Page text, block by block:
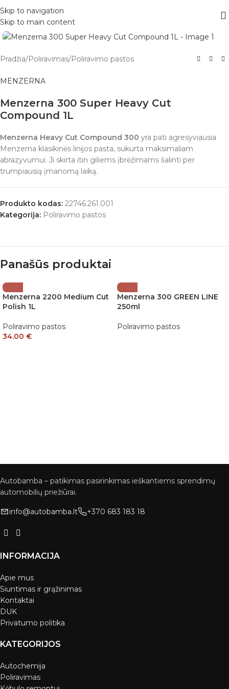
Skip to navigation
Skip to main content
Pradžia/Poliravimas/Poliravimo pastos
MENZERNA
Menzerna 300 Super Heavy Cut
Compound 1L
Menzerna Heavy Cut Compound 300 yra pati agresyviausia
Menzerna klasikinės linijos pasta, sukurta maksimaliam
abrazyvumui. Ji skirta itin giliems įbrėžimams šalinti per
trumpiausią įmanomą laiką.
Produkto kodas: 22746.261.001
Kategorija: Poliravimo pastos
Panašūs produktai
Menzerna 2200 Medium Cut
Polish 1L
Poliravimo pastos
34.00 €
Menzerna 300 GREEN LINE
250ml
Poliravimo pastos
Autobamba – patikimas pasirinkimas ieškantiems sprendimų
automobilių priežiūrai.
info@autobamba.lt +370 683 183 18
INFORMACIJA
Apie mus
Siuntimas ir grąžinimas
Kontaktai
DUK
Privatumo politika
KATEGORIJOS
Autochemija
Poliravimas